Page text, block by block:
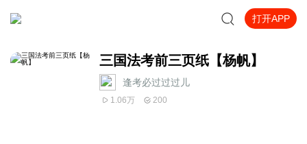
打开APP
三国法考前三页纸【杨帆】
逢考必过过过儿
1.06万 200